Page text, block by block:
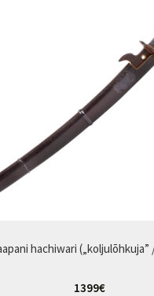
hachiwari
1399€